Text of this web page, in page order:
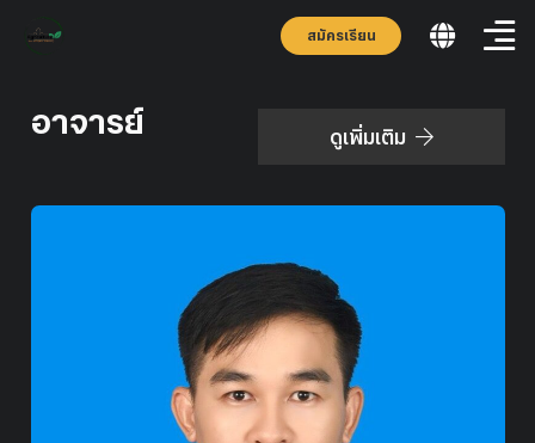
สมัครเรียน
อาจารย์ ดูเพิ่มเติม